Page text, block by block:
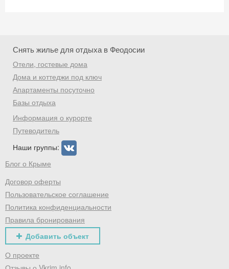
Снять жилье для отдыха в Феодосии
Отели, гостевые дома
Дома и коттеджи под ключ
Апартаменты посуточно
Базы отдыха
Информация о курорте
Путеводитель
Наши группы:
Блог о Крыме
Договор оферты
Пользовательское соглашение
Политика конфиденциальности
Правила бронирования
Добавить объект
О проекте
Скидка −5%
Хочешь дешевле? Оставь почту и получи
промокод на первое бронирование!